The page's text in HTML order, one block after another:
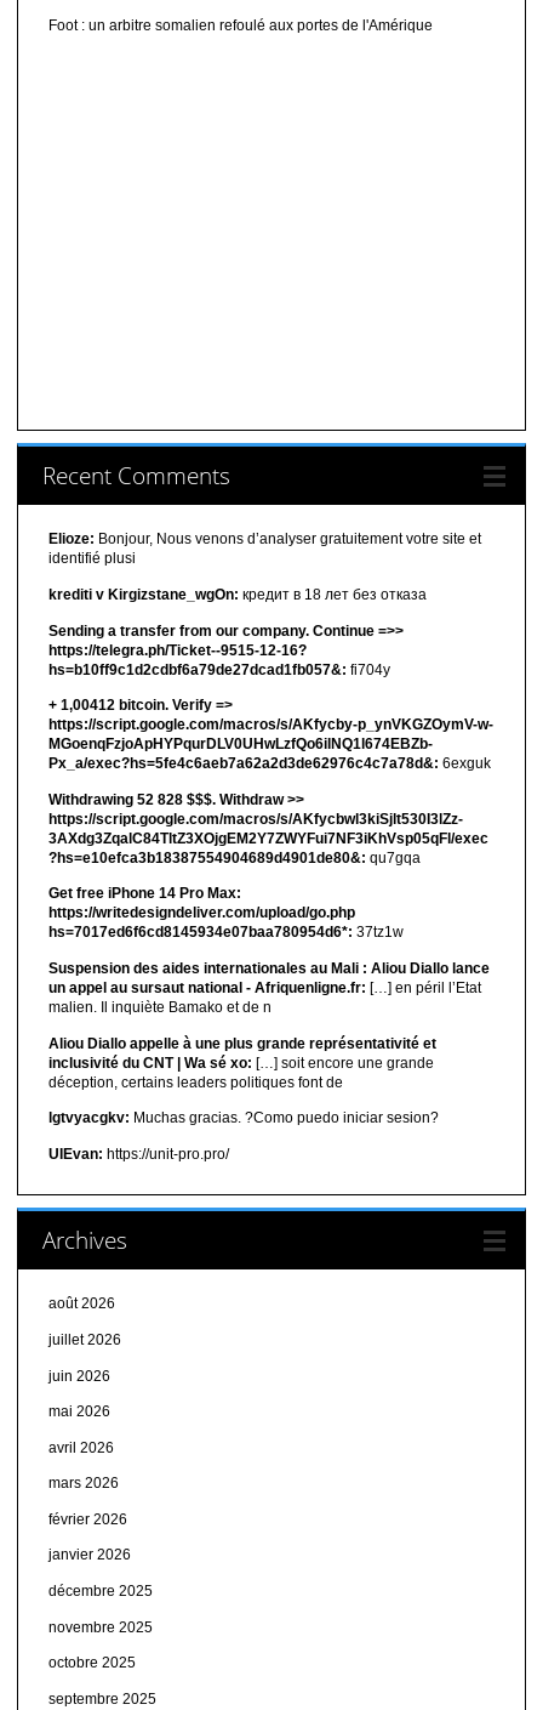
Foot : un arbitre somalien refoulé aux portes de l'Amérique
Recent Comments
Elioze: Bonjour, Nous venons d’analyser gratuitement votre site et
identifié plusi
krediti v Kirgizstane_wgOn: кредит в 18 лет без отказа
Sending a transfer from our company. Continue =>>
https://telegra.ph/Ticket--9515-12-16?
hs=b10ff9c1d2cdbf6a79de27dcad1fb057&: fi704y
+ 1,00412 bitсоin. Verify =>
https://script.google.com/macros/s/AKfycby-p_ynVKGZOymV-w-
MGoenqFzjoApHYPqurDLV0UHwLzfQo6ilNQ1l674EBZb-
Px_a/exec?hs=5fe4c6aeb7a62a2d3de62976c4c7a78d&: 6exguk
Withdrawing 52 828 $$$. Withdrаw >>
https://script.google.com/macros/s/AKfycbwl3kiSjlt530I3lZz-
3AXdg3ZqalC84TltZ3XOjgEM2Y7ZWYFui7NF3iKhVsp05qFl/exec
?hs=e10efca3b18387554904689d4901de80&: qu7gqa
Get free iPhone 14 Pro Max:
https://writedesigndeliver.com/upload/go.php
hs=7017ed6f6cd8145934e07baa780954d6*: 37tz1w
Suspension des aides internationales au Mali : Aliou Diallo lance
un appel au sursaut national - Afriquenligne.fr: […] en péril l’Etat
malien. Il inquiète Bamako et de n
Aliou Diallo appelle à une plus grande représentativité et
inclusivité du CNT | Wa sé xo: […] soit encore une grande
déception, certains leaders politiques font de
lgtvyacgkv: Muchas gracias. ?Como puedo iniciar sesion?
UIEvan: https://unit-pro.pro/
Archives
août 2026
juillet 2026
juin 2026
mai 2026
avril 2026
mars 2026
février 2026
janvier 2026
décembre 2025
novembre 2025
octobre 2025
septembre 2025